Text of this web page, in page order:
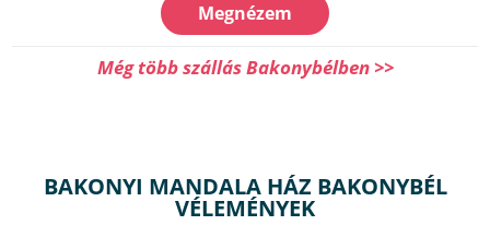
Megnézem
Még több szállás Bakonybélben >>
BAKONYI MANDALA HÁZ BAKONYBÉL
VÉLEMÉNYEK